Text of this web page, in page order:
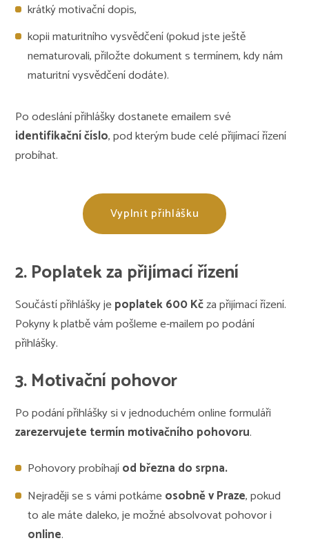
krátký motivační dopis,
kopii maturitního vysvědčení (pokud jste ještě
nematurovali, přiložte dokument s termínem, kdy nám
maturitní vysvědčení dodáte).
Po odeslání přihlášky dostanete emailem své
identifikační číslo, pod kterým bude celé přijímací řízení
probíhat.
Vyplnit přihlášku
2. Poplatek za přijímací řízení
Součástí přihlášky jepoplatek 600 Kčza přijímací řízení.
Pokyny k platbě vám pošleme e-mailem po podání
přihlášky.
3. Motivační pohovor
Po podání přihlášky si v jednoduchém online formuláři
zarezervujete termín motivačního pohovoru.
Pohovory probíhajíod března do srpna.
Nejraději se s vámi potkámeosobně v Praze, pokud
to ale máte daleko, je možné absolvovat pohovor i
online.